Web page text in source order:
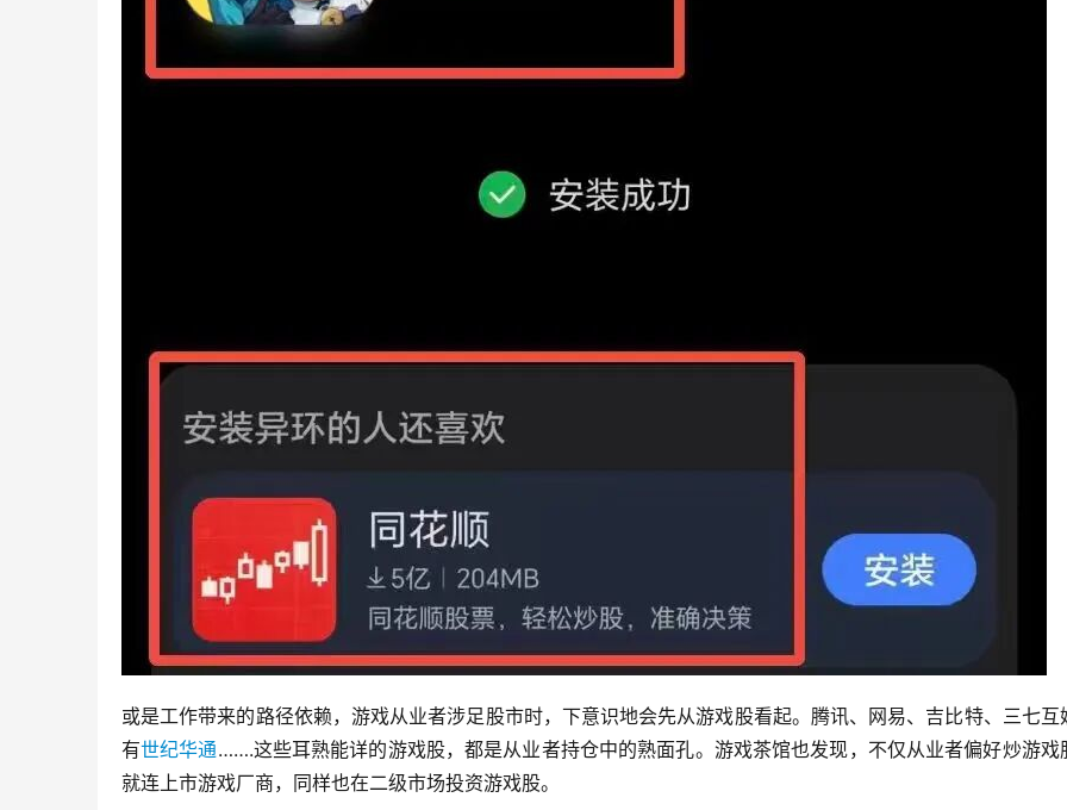
或是工作带来的路径依赖，游戏从业者涉足股市时，下意识地会先从游戏股看起。腾讯、网易、吉比特、三七互
有世纪华通…….这些耳熟能详的游戏股，都是从业者持仓中的熟面孔。游戏茶馆也发现，不仅从业者偏好炒游戏
就连上市游戏厂商，同样也在二级市场投资游戏股。